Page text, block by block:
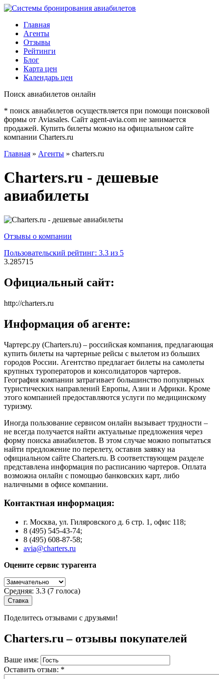
Главная
Агенты
Отзывы
Рейтинги
Блог
Карта цен
Календарь цен
Поиск авиабилетов онлайн
* поиск авиабилетов осуществляется при помощи поисковой
формы от Aviasales. Сайт agent-avia.com не занимается
продажей. Купить билеты можно на официальном сайте
компании Charters.ru
Главная » Агенты » charters.ru
Charters.ru - дешевые
авиабилеты
Отзывы о компании
Пользовательский рейтинг: 3.3 из 5
3.285715
Официальный сайт:
http://charters.ru
Информация об агенте:
Чартерс.ру (Charters.ru) – российская компания, предлагающая
купить билеты на чартерные рейсы с вылетом из больших
городов России. Агентство предлагает билеты на самолеты
крупных туроператоров и консолидаторов чартеров.
География компании затрагивает большинство популярных
туристических направлений Европы, Азии и Африки. Кроме
этого компанией предоставляются услуги по медицинскому
туризму.
Иногда пользование сервисом онлайн вызывает трудности –
не всегда получается найти актуальные предложения через
форму поиска авиабилетов. В этом случае можно попытаться
найти предложение по перелету, оставив заявку на
официальном сайте Charters.ru. В соответствующем разделе
представлена информация по расписанию чартеров. Оплата
возможна онлайн с помощью банковских карт, либо
наличными в офисе компании.
Контактная информация:
г. Москва, ул. Гиляровского д. 6 стр. 1, офис 118;
8 (495) 545-43-74;
8 (495) 608-87-58;
avia@charters.ru
Оцените сервис турагента
Средняя: 3.3 (7 голоса)
Поделитесь отзывами с друзьями!
Charters.ru – отзывы покупателей
Ваше имя:
Оставить отзыв: *